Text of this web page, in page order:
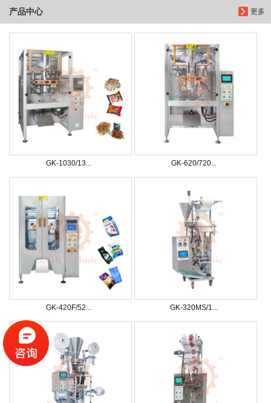
更多
产品中心
GK-1030/13... GK-620/720...
GK-420F/52... GK-320MS/1...